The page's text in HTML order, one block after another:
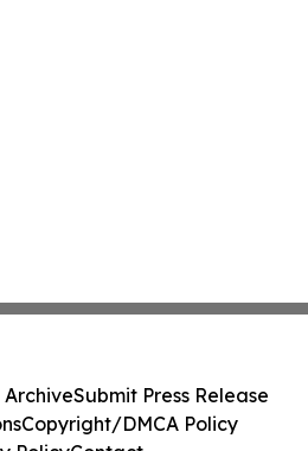
ArchiveSubmit Press Release
Copyright/DMCA Policy